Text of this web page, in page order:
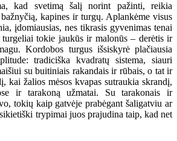
kad svetimą šalį norint pažinti, reikia
kapines ir turgų. Aplankėme visus
įdomiausias, nes tikrasis gyvenimas tenai
tokie jaukūs ir malonūs– derėtis ir
Kordobos turgus išsiskyrė plačiausia
tradiciška kvadratų sistema, siauri
su buitiniais rakandais ir rūbais, o tat ir
kai žalios mėsos kvapas sutraukia skrandį,
ir tarakoną užmatai. Su tarakonais ir
tokių kaip gatvėje prabėgant šaligatviu ar
trypimai juos prajudina taip, kad net